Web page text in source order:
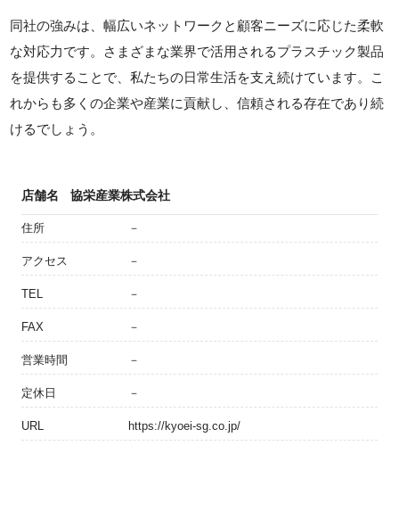
同社の強みは、幅広いネットワークと顧客ニーズに応じた柔軟
な対応力です。さまざまな業界で活用されるプラスチック製品
を提供することで、私たちの日常生活を支え続けています。こ
れからも多くの企業や産業に貢献し、信頼される存在であり続
けるでしょう。
店舗名 協栄産業株式会社
住所 －
アクセス －
TEL －
FAX －
営業時間 －
定休日 －
URL https://kyoei-sg.co.jp/